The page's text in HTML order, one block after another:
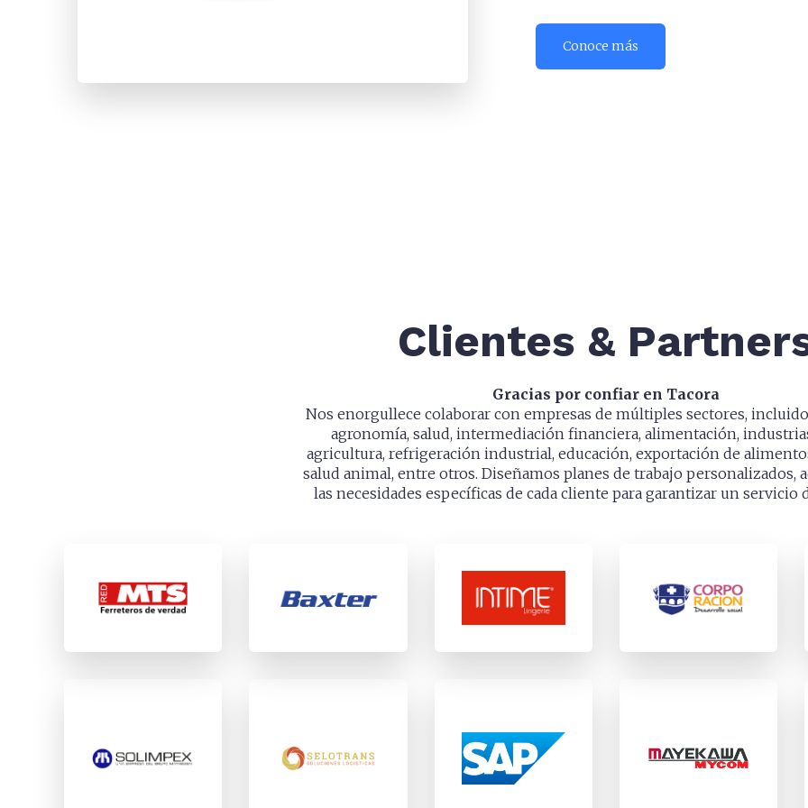
Conoce más
Clientes &
Gracias por confiar en Tacora
Nos enorgullece colaborar con empresas de múltiples sectores,
agronomía, salud, intermediación financiera, alimentación,
agricultura, refrigeración industrial, educación, exportación de
salud animal, entre otros. Diseñamos planes de trabajo personalizados,
las necesidades específicas de cada cliente para garantizar un servicio